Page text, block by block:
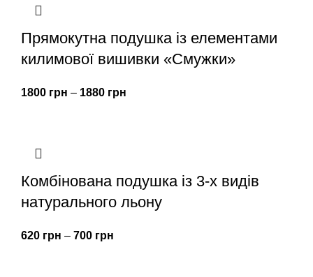
Прямокутна подушка із елементами
килимової вишивки «Смужки»
1800 грн – 1880 грн
Комбінована подушка із 3-х видів
натурального льону
620 грн – 700 грн